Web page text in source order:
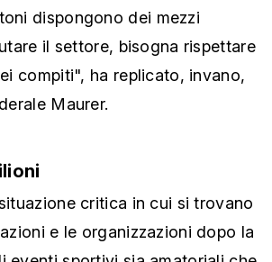
dispongono dei mezzi
il settore, bisogna rispettare
compiti", ha replicato, invano,
Maurer.
critica in cui si trovano
e le organizzazioni dopo la